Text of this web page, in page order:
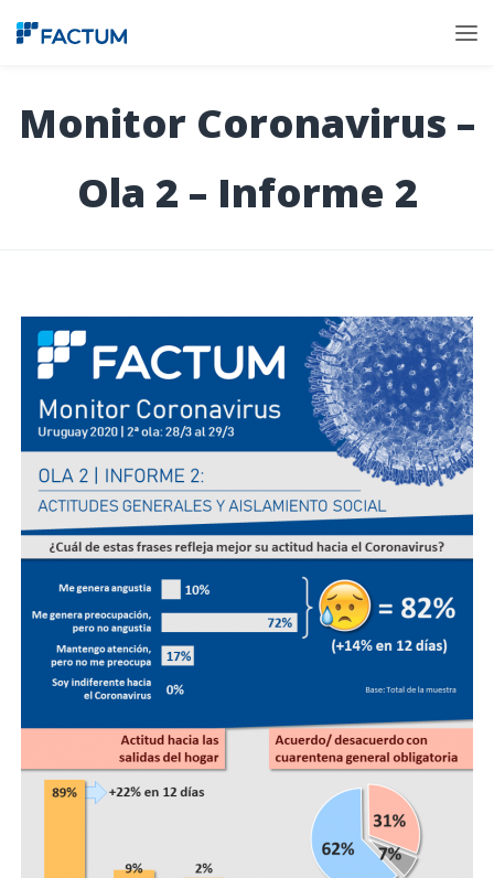
Monitor Coronavirus –
Ola 2 – Informe 2